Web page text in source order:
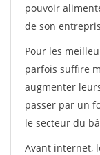
pouvoir
de son
Pour les
parfois suffire
augmenter
passer par un
le secteur du
Avant internet,